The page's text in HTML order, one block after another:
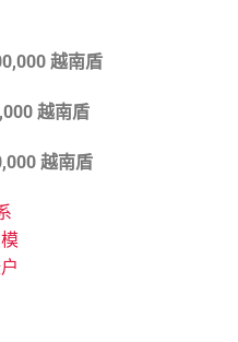
越南盾
越南盾
越南盾